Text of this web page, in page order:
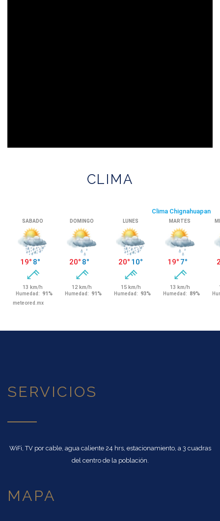
CLIMA
SERVICIOS
WiFi, TV por cable, agua caliente 24 hrs, estacionamiento, a 3 cuadras
del centro de la población.
MAPA